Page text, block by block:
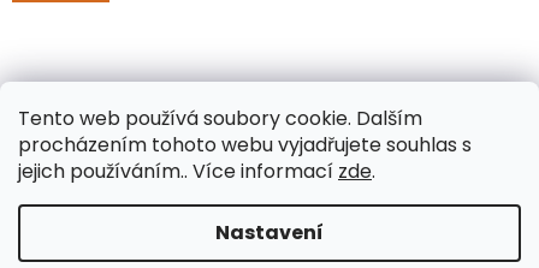
Tento web používá soubory cookie. Dalším
procházením tohoto webu vyjadřujete souhlas s
jejich používáním.. Více informací zde.
Nastavení